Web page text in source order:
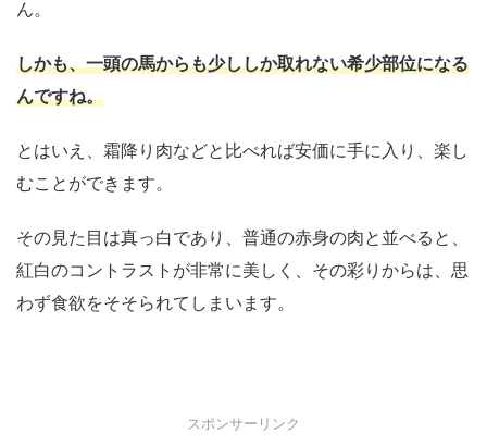
ん。
しかも、一頭の馬からも少ししか取れない希少部位になる
んですね。
とはいえ、霜降り肉などと比べれば安価に手に入り、楽し
むことができます。
その見た目は真っ白であり、普通の赤身の肉と並べると、
紅白のコントラストが非常に美しく、その彩りからは、思
わず食欲をそそられてしまいます。
スポンサーリンク